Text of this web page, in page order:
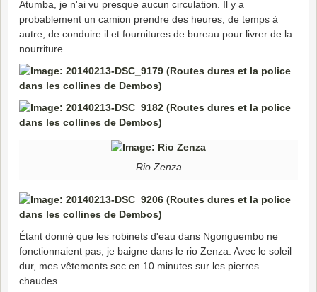
Atumba, je n'ai vu presque aucun circulation. Il y a
probablement un camion prendre des heures, de temps à
autre, de conduire il et fournitures de bureau pour livrer de la
nourriture.
Rio Zenza
Étant donné que les robinets d'eau dans Ngonguembo ne
fonctionnaient pas, je baigne dans le rio Zenza. Avec le soleil
dur, mes vêtements sec en 10 minutes sur les pierres
chaudes.